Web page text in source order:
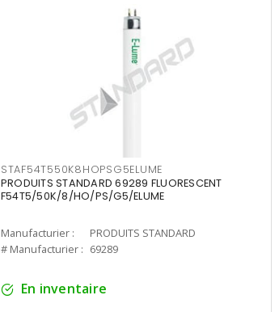
STAF54T550K8HOPSG5ELUME
PRODUITS STANDARD 69289 FLUORESCENT
F54T5/50K/8/HO/PS/G5/ELUME
Manufacturier :
PRODUITS STANDARD
# Manufacturier : 69289
En inventaire